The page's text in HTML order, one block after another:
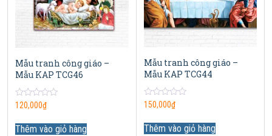
Mẫu tranh công giáo –
Mẫu KAP TCG46
0
5
120,000₫
Thêm vào giỏ hàng
Mẫu tranh công giáo –
Mẫu KAP TCG44
0
5
150,000₫
Thêm vào giỏ hàng